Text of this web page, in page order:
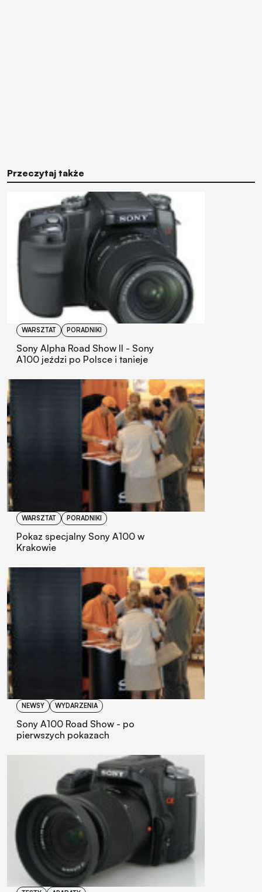
Przeczytaj także
WARSZTAT PORADNIKI
Sony Alpha Road Show II - Sony
A100 jeździ po Polsce i tanieje
WARSZTAT PORADNIKI
Pokaz specjalny Sony A100 w
Krakowie
NEWSY WYDARZENIA
Sony A100 Road Show - po
pierwszych pokazach